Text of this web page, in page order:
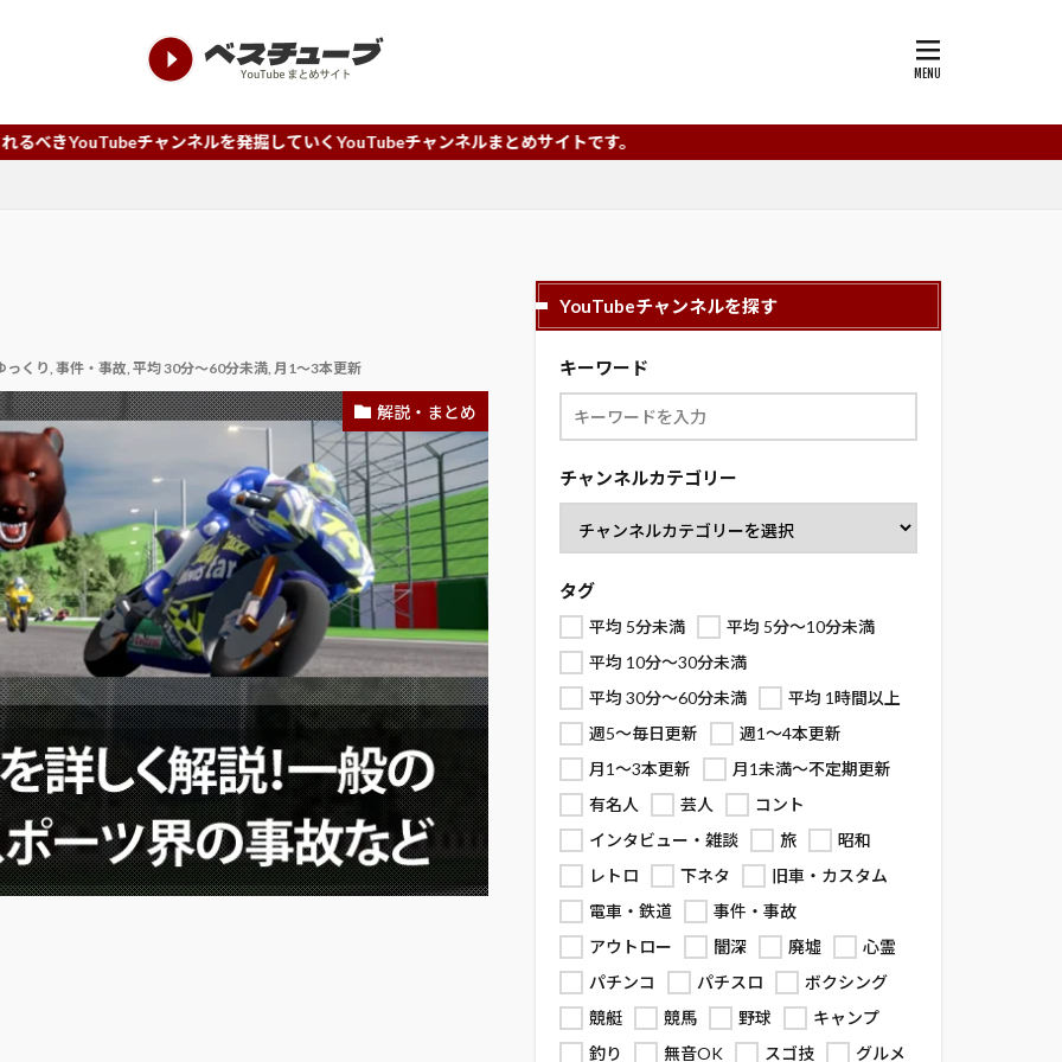
チャンネルを発掘していくYouTubeチャンネルまとめサイトです。
っくり, 事件・事故, 平均 30分～60分未満, 月1～3本更新
解説・まとめ
YouTubeチャンネルを探す
キーワード
チャンネルカテゴリー
タグ
平均 5分未満
平均 5分～10分未満
平均 10分～30分未満
平均 30分～60分未満
平均 1時間以上
週5～毎日更新
週1～4本更新
月1～3本更新
月1未満～不定期更新
有名人
芸人
コント
インタビュー・雑談
旅
昭和
レトロ
下ネタ
旧車・カスタム
電車・鉄道
事件・事故
アウトロー
闇深 廃墟
心霊
パチンコ
パチスロ
ボクシング
競艇
競馬 野球
キャンプ
釣り
無音OK スゴ技 グルメ